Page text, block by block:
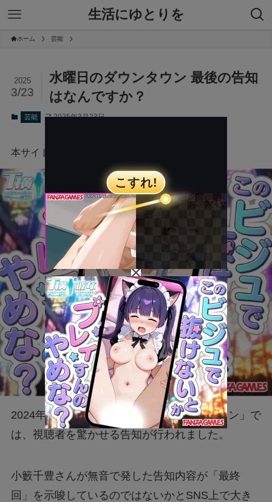
生活にゆとりを
ホーム 芸能
水曜日のダウンタウン 最後の告知
はなんですか？
2025
3/23
芸能 2025年3月23日
本サイトにはプロモーションが含まれています。
2024年8月14日放送の「水曜日のダウンタウン」で
は、視聴者を驚かせる告知が行われました。
小籔千豊さんが無音で発した告知内容が「最終
回」を示唆しているのではないかとSNS上で大き